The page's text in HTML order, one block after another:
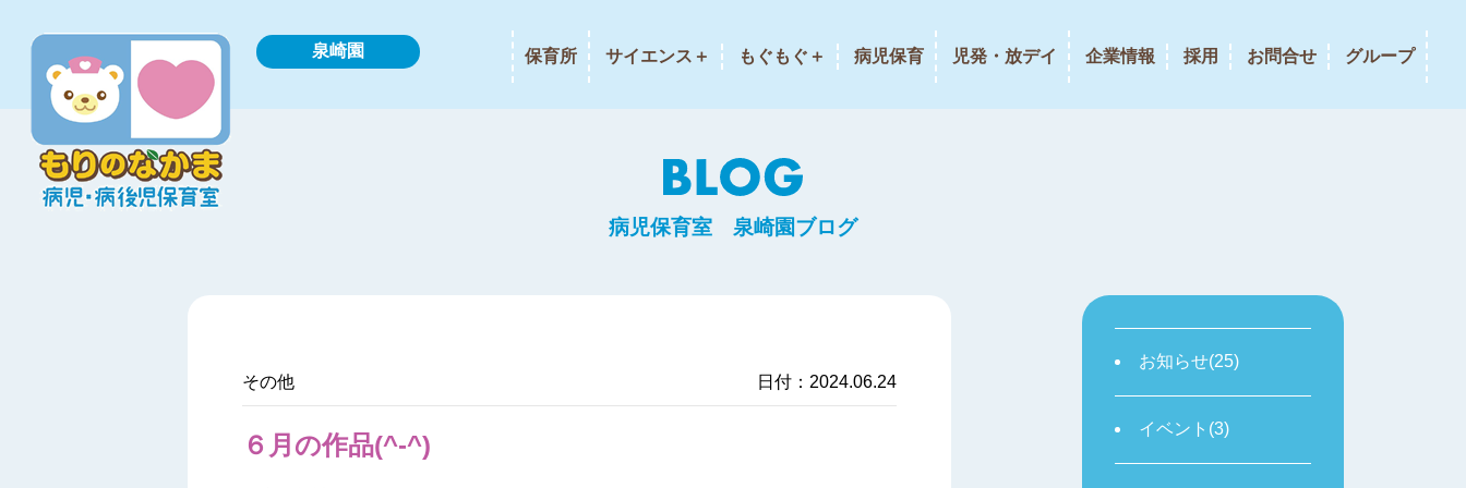
泉崎園 保育所 サイエンス＋ もぐもぐ＋ 病児保育 児発・放デイ 企業情報 採用 お問合せ グループ
病児保育室 泉崎園ブログ
お知らせ(25)
イベント(3)
その他 日付：2024.06.24
６月の作品(^-^)